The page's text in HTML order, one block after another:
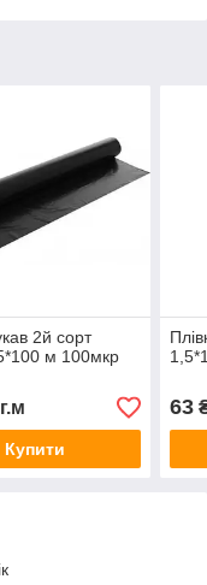
2й сорт
м 100мкр
Купити
63